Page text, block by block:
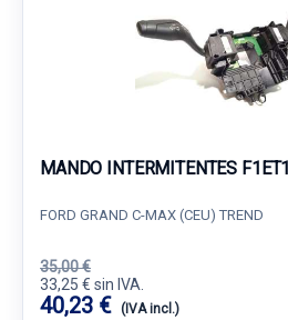
MANDO INTERMITENTES
FORD GRAND C-MAX (CEU) TREND
35,00 €
33,25 € sin IVA.
40,23 € (IVA incl.)